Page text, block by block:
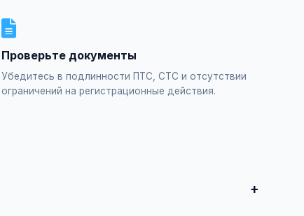
Проверьте документы
Убедитесь в подлинности ПТС, СТС и отсутствии
ограничений на регистрационные действия.